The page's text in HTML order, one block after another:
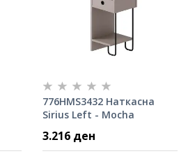
776HMS3432 Наткасна
Sirius Left - Mocha
3.216 ден